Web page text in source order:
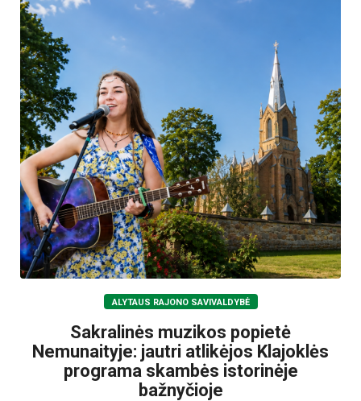
ALYTAUS RAJONO SAVIVALDYBĖ
Sakralinės muzikos popietė
Nemunaityje: jautri atlikėjos Klajoklės
programa skambės istorinėje
bažnyčioje